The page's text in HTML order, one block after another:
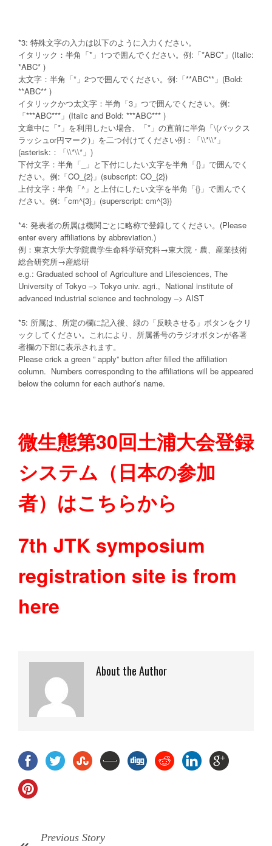
*3: 特殊文字の入力は以下のように入力ください。
イタリック：半角「*」1つで囲んでください。例:「*ABC*」(Italic:
*ABC* )
太文字：半角「*」2つで囲んでください。例:「**ABC**」(Bold:
**ABC** )
イタリックかつ太文字：半角「3」つで囲んでください。例:
「***ABC***」(Italic and Bold: ***ABC*** )
文章中に「*」を利用したい場合、「*」の直前に半角「\(バックス
ラッシュor円マーク)」を二つ付けてください例：「\\*\\*」
(asterisk:：「\\*\\*」)
下付文字：半角「_」と下付にしたい文字を半角「{}」で囲んでく
ださい。例:「CO_{2}」(subscript: CO_{2})
上付文字：半角「^」と上付にしたい文字を半角「{}」で囲んでく
ださい。例:「cm^{3}」(superscript: cm^{3})
*4: 発表者の所属は機関ごとに略称で登録してください。(Please
enter every affiliations by abbreviation.)
例：東京大学大学院農学生命科学研究科→東大院・農、産業技術
総合研究所→産総研
e.g.: Graduated school of Agriculture and Lifesciences, The
University of Tokyo –> Tokyo univ. agri., National institute of
advanced industrial science and technology –> AIST
*5: 所属は、所定の欄に記入後、緑の「反映させる」ボタンをクリ
ックしてください。これにより、所属番号のラジオボタンが各著
者欄の下部に表示されます。
Please crick a green ” apply” button after filled the affiliation
column. Numbers corresponding to the affiliations will be appeared
below the column for each author’s name.
微生態第30回土浦大会登録
システム（日本の参加
者）はこちらから
7th JTK symposium
registration site is from
here
About the Author
Previous Story